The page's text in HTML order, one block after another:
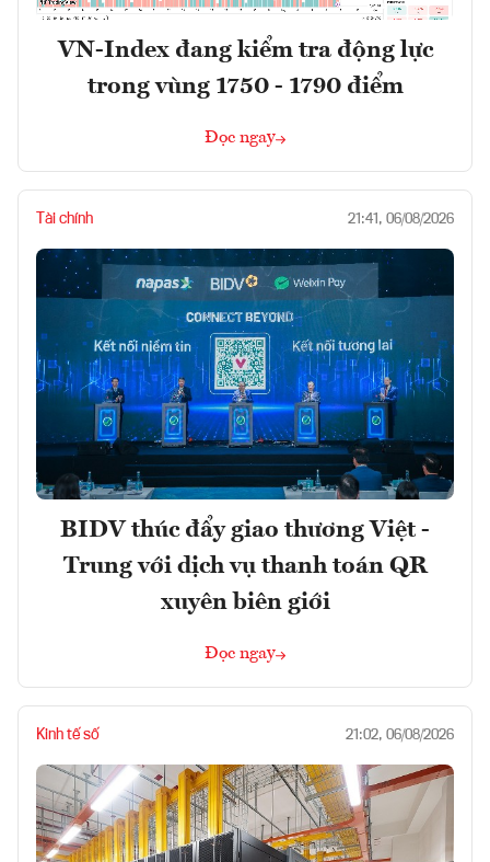
VN-Index đang kiểm tra động lực
trong vùng 1750 - 1790 điểm
Đọc ngay
Tài chính 21:41, 06/08/2026
BIDV thúc đẩy giao thương Việt -
Trung với dịch vụ thanh toán QR
xuyên biên giới
Đọc ngay
Kinh tế số 21:02, 06/08/2026